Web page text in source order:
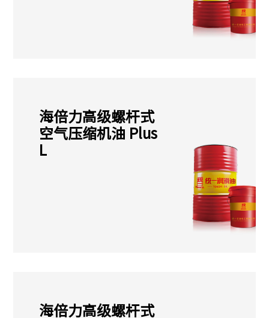
海倍力高级螺杆式
空气压缩机油 Plus
L
海倍力高级螺杆式